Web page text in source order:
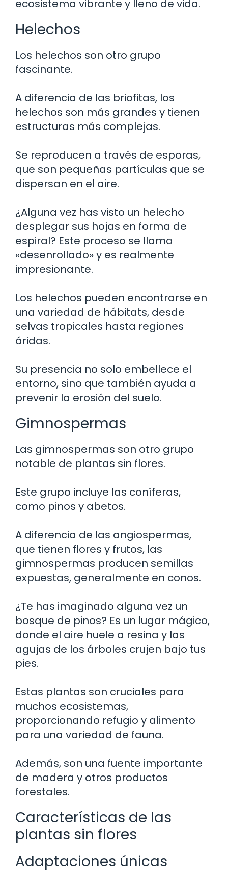
ecosistema vibrante y lleno de vida.
Helechos
Los helechos son otro grupo
fascinante.
A diferencia de las briofitas, los
helechos son más grandes y tienen
estructuras más complejas.
Se reproducen a través de esporas,
que son pequeñas partículas que se
dispersan en el aire.
¿Alguna vez has visto un helecho
desplegar sus hojas en forma de
espiral? Este proceso se llama
«desenrollado» y es realmente
impresionante.
Los helechos pueden encontrarse en
una variedad de hábitats, desde
selvas tropicales hasta regiones
áridas.
Su presencia no solo embellece el
entorno, sino que también ayuda a
prevenir la erosión del suelo.
Gimnospermas
Las gimnospermas son otro grupo
notable de plantas sin flores.
Este grupo incluye las coníferas,
como pinos y abetos.
A diferencia de las angiospermas,
que tienen flores y frutos, las
gimnospermas producen semillas
expuestas, generalmente en conos.
¿Te has imaginado alguna vez un
bosque de pinos? Es un lugar mágico,
donde el aire huele a resina y las
agujas de los árboles crujen bajo tus
pies.
Estas plantas son cruciales para
muchos ecosistemas,
proporcionando refugio y alimento
para una variedad de fauna.
Además, son una fuente importante
de madera y otros productos
forestales.
Características de las
plantas sin flores
Adaptaciones únicas